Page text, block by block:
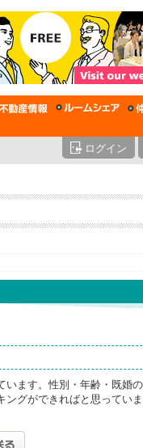
ログイン
ます。性別・年齢・既婚の
グができればと思っていま